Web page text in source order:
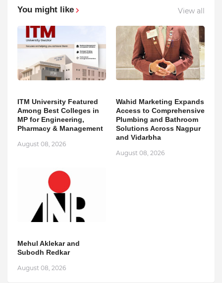
You might like View all
ITM University Featured
Among Best Colleges in
MP for Engineering,
Pharmacy & Management
August 08, 2026
Wahid Marketing Expands
Access to Comprehensive
Plumbing and Bathroom
Solutions Across Nagpur
and Vidarbha
August 08, 2026
Mehul Aklekar and
Subodh Redkar
August 08, 2026